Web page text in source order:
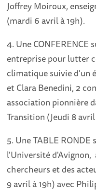
Joffrey Moiroux,
(mardi 6 avril à 19h).
4. Une CONFERENCE
entreprise pour lutter
climatique suivie d'un
et Clara Benedini, 2
association pionnière
Transition (Jeudi 8 avril
5. Une TABLE
l'Université d'Avignon,
chercheurs et des
9 avril à 19h) avec